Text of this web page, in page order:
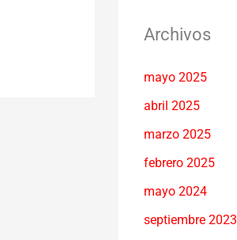
Archivos
mayo 2025
abril 2025
marzo 2025
febrero 2025
mayo 2024
septiembre 2023